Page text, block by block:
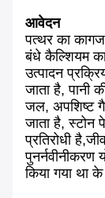
आवेदन
पत्थर का
बंधे कैल्शियम
उत्पादन
जाता है, पानी
जल, अपशिष्ट
जाता है, स्टोन
प्रतिरोधी
पुनर्नवीनीकरण
किया गया था